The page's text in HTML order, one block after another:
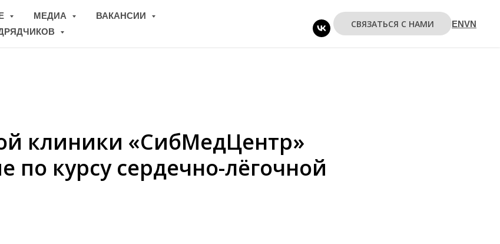
МЕДИА
ВАКАНСИИ
СВЯЗАТЬСЯ С НАМИ ENVN
клиники «СибМедЦентр»
по курсу сердечно-лёгочной